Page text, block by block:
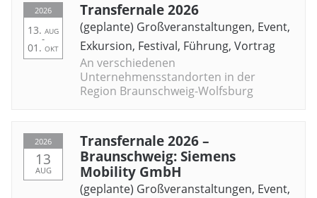
2026
13. AUG
-
01. OKT
Transfernale 2026
(geplante) Großveranstaltungen, Event,
Exkursion, Festival, Führung, Vortrag
An verschiedenen
Unternehmensstandorten in der
Region Braunschweig-Wolfsburg
2026
13
AUG
Transfernale 2026 –
Braunschweig: Siemens
Mobility GmbH
(geplante) Großveranstaltungen, Event,